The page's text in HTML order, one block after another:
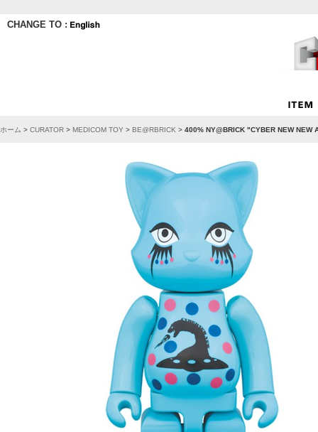
CHANGE TO :
ホーム > CURATOR > MEDICOM TOY > BE@RBRICK > 400% NY@BRICK "CYBER NEW NEW